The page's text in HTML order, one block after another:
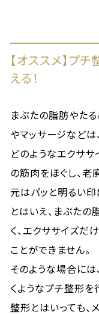
【オススメ】プ
える！
まぶたの脂肪やた
やマッサージなどは
どのようなエクサ
の筋肉をほぐし、老
元はパッと明るい印
とはいえ、まぶた
く、エクササイズ
ことができません。
そのような場合に
くようなプチ整形を
整形とはいっても、